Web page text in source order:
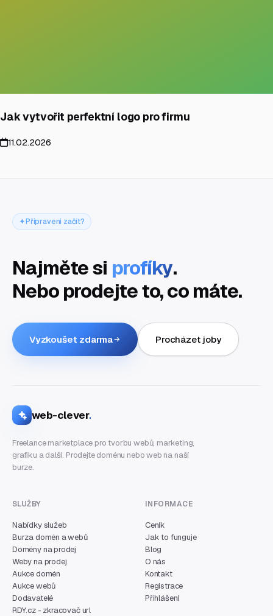
Jak vytvořit perfektní logo pro firmu
11.02.2026
Připraveni začít?
Najměte si profíky.
Nebo prodejte to, co máte.
Vyzkoušet zdarma Procházet joby
web-clever.
Freelance marketplace pro tvorbu webů, marketing,
grafiku a další. Prodejte doménu nebo web na naší
burze.
SLUŽBY
Nabídky služeb
Burza domén a webů
Domény na prodej
Weby na prodej
Aukce domén
Aukce webů
Dodavatelé
RDY.cz - zkracovač url
INFORMACE
Ceník
Jak to funguje
Blog
O nás
Kontakt
Registrace
Přihlášení